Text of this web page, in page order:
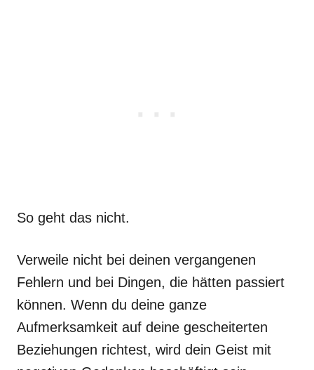
So geht das nicht.
Verweile nicht bei deinen vergangenen
Fehlern und bei Dingen, die hätten passiert
können. Wenn du deine ganze
Aufmerksamkeit auf deine gescheiterten
Beziehungen richtest, wird dein Geist mit